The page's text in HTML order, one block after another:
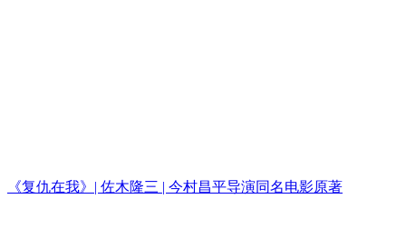
《复仇在我》| 佐木隆三 | 今村昌平导演同名电影原著